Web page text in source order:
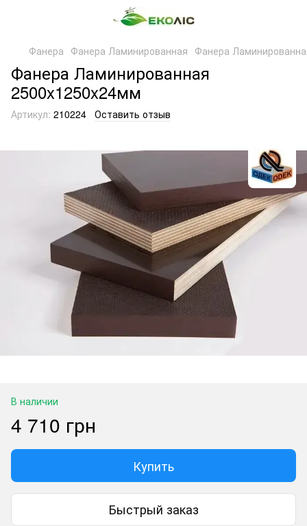
Фанера Фанера Ламинированная Фанера
Фанера Ламинированная
2500x1250x24мм
Артикул: 210224 Оставить отзыв
В наличии
4 710 грн
Купить
Быстрый заказ